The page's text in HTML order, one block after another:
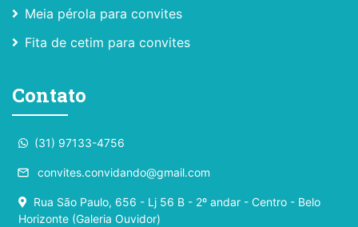
Meia pérola para convites
Fita de cetim para convites
Contato
(31) 97133-4756
email convites.convidando@gmail.com
Rua São Paulo, 656 - Lj 56 B - 2º andar - Centro - Belo
Horizonte (Galeria Ouvidor)